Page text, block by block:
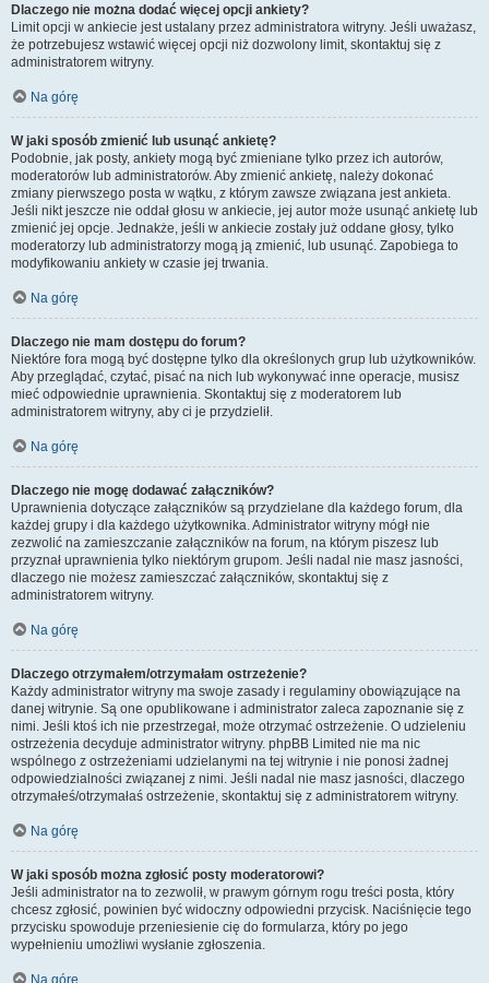
Dlaczego nie można dodać więcej opcji ankiety?
Limit opcji w ankiecie jest ustalany przez administratora witryny. Jeśli uważasz,
że potrzebujesz wstawić więcej opcji niż dozwolony limit, skontaktuj się z
administratorem witryny.
Na górę
W jaki sposób zmienić lub usunąć ankietę?
Podobnie, jak posty, ankiety mogą być zmieniane tylko przez ich autorów,
moderatorów lub administratorów. Aby zmienić ankietę, należy dokonać
zmiany pierwszego posta w wątku, z którym zawsze związana jest ankieta.
Jeśli nikt jeszcze nie oddał głosu w ankiecie, jej autor może usunąć ankietę lub
zmienić jej opcje. Jednakże, jeśli w ankiecie zostały już oddane głosy, tylko
moderatorzy lub administratorzy mogą ją zmienić, lub usunąć. Zapobiega to
modyfikowaniu ankiety w czasie jej trwania.
Na górę
Dlaczego nie mam dostępu do forum?
Niektóre fora mogą być dostępne tylko dla określonych grup lub użytkowników.
Aby przeglądać, czytać, pisać na nich lub wykonywać inne operacje, musisz
mieć odpowiednie uprawnienia. Skontaktuj się z moderatorem lub
administratorem witryny, aby ci je przydzielił.
Na górę
Dlaczego nie mogę dodawać załączników?
Uprawnienia dotyczące załączników są przydzielane dla każdego forum, dla
każdej grupy i dla każdego użytkownika. Administrator witryny mógł nie
zezwolić na zamieszczanie załączników na forum, na którym piszesz lub
przyznał uprawnienia tylko niektórym grupom. Jeśli nadal nie masz jasności,
dlaczego nie możesz zamieszczać załączników, skontaktuj się z
administratorem witryny.
Na górę
Dlaczego otrzymałem/otrzymałam ostrzeżenie?
Każdy administrator witryny ma swoje zasady i regulaminy obowiązujące na
danej witrynie. Są one opublikowane i administrator zaleca zapoznanie się z
nimi. Jeśli ktoś ich nie przestrzegał, może otrzymać ostrzeżenie. O udzieleniu
ostrzeżenia decyduje administrator witryny. phpBB Limited nie ma nic
wspólnego z ostrzeżeniami udzielanymi na tej witrynie i nie ponosi żadnej
odpowiedzialności związanej z nimi. Jeśli nadal nie masz jasności, dlaczego
otrzymałeś/otrzymałaś ostrzeżenie, skontaktuj się z administratorem witryny.
Na górę
W jaki sposób można zgłosić posty moderatorowi?
Jeśli administrator na to zezwolił, w prawym górnym rogu treści posta, który
chcesz zgłosić, powinien być widoczny odpowiedni przycisk. Naciśnięcie tego
przycisku spowoduje przeniesienie cię do formularza, który po jego
wypełnieniu umożliwi wysłanie zgłoszenia.
Na górę